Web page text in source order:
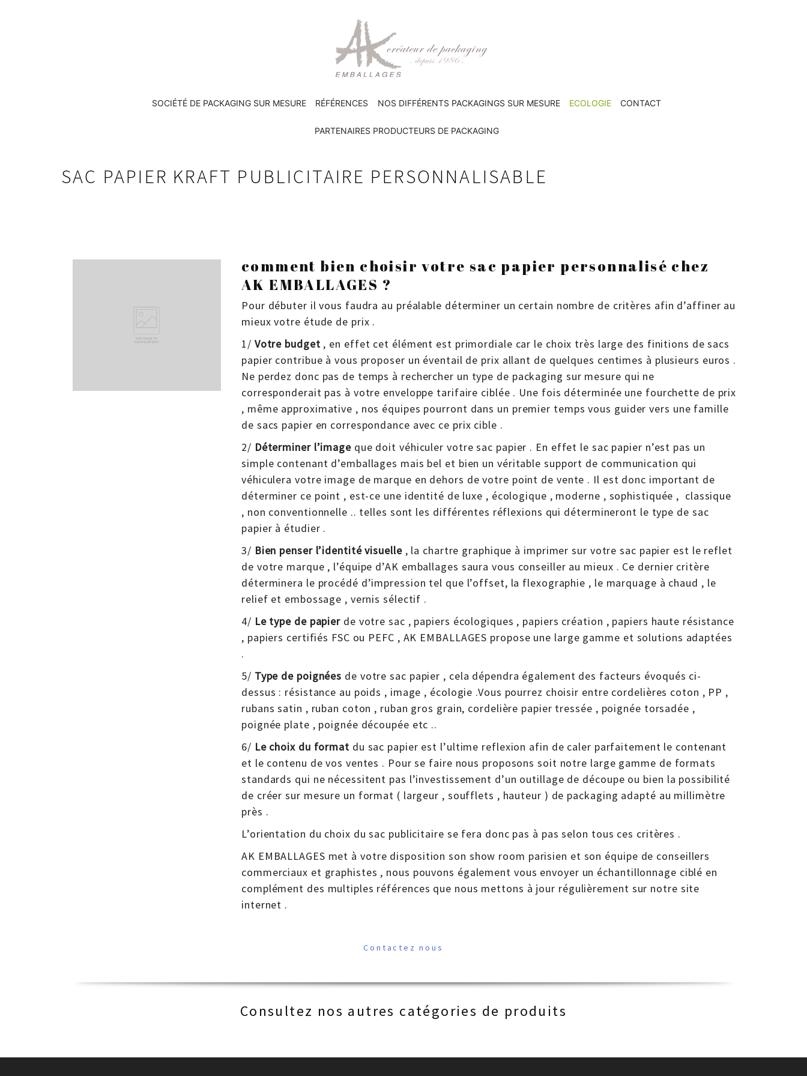
SOCIÉTÉ DE PACKAGING SUR MESURE RÉFÉRENCES NOS DIFFÉRENTS PACKAGINGS SUR MESURE ECOLOGIE CONTACT
PARTENAIRES PRODUCTEURS DE PACKAGING
SAC PAPIER KRAFT PUBLICITAIRE PERSONNALISABLE
comment bien choisir votre sac papier personnalisé chez
AK EMBALLAGES ?
Pour débuter il vous faudra au préalable déterminer un certain nombre de critères afin d’affiner au
mieux votre étude de prix .
1/ Votre budget , en effet cet élément est primordiale car le choix très large des finitions de sacs
papier contribue à vous proposer un éventail de prix allant de quelques centimes à plusieurs euros .
Ne perdez donc pas de temps à rechercher un type de packaging sur mesure qui ne
corresponderait pas à votre enveloppe tarifaire ciblée . Une fois déterminée une fourchette de prix
, même approximative , nos équipes pourront dans un premier temps vous guider vers une famille
de sacs papier en correspondance avec ce prix cible .
2/ Déterminer l’imageque doit véhiculer votre sac papier . En effet le sac papier n’est pas un
simple contenant d’emballages mais bel et bien un véritable support de communication qui
véhiculera votre image de marque en dehors de votre point de vente . Il est donc important de
déterminer ce point , est-ce une identité de luxe , écologique , moderne , sophistiquée , classique
, non conventionnelle .. telles sont les différentes réflexions qui détermineront le type de sac
papier à étudier .
3/ Bien penser l’identité visuelle, la chartre graphique à imprimer sur votre sac papier est le reflet
de votre marque , l’équipe d’AK emballages saura vous conseiller au mieux . Ce dernier critère
déterminera le procédé d’impression tel que l’offset, la flexographie , le marquage à chaud , le
relief et embossage , vernis sélectif .
4/ Le type de papier de votre sac , papiers écologiques , papiers création , papiers haute résistance
, papiers certifiés FSC ou PEFC , AK EMBALLAGES propose une large gamme et solutions adaptées
.
5/ Type de poignées de votre sac papier , cela dépendra également des facteurs évoqués ci-
dessus : résistance au poids , image , écologie .Vous pourrez choisir entre cordelières coton , PP ,
rubans satin , ruban coton , ruban gros grain, cordelière papier tressée , poignée torsadée ,
poignée plate , poignée découpée etc ..
6/ Le choix du format du sac papier est l’ultime reflexion afin de caler parfaitement le contenant
et le contenu de vos ventes . Pour se faire nous proposons soit notre large gamme de formats
standards qui ne nécessitent pas l’investissement d’un outillage de découpe ou bien la possibilité
de créer sur mesure un format ( largeur , soufflets , hauteur ) de packaging adapté au millimètre
près .
L’orientation du choix du sac publicitaire se fera donc pas à pas selon tous ces critères .
AK EMBALLAGES met à votre disposition son show room parisien et son équipe de conseillers
commerciaux et graphistes , nous pouvons également vous envoyer un échantillonnage ciblé en
complément des multiples références que nous mettons à jour régulièrement sur notre site
internet .
Contactez nous
Consultez nos autres catégories de produits